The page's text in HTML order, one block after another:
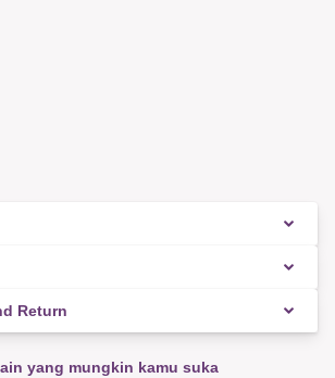
Poliester Hitam,
Zaitun
Return
yang mungkin kamu suka